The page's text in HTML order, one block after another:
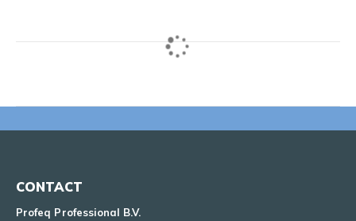
CONTACT
Profeq Professional B.V.